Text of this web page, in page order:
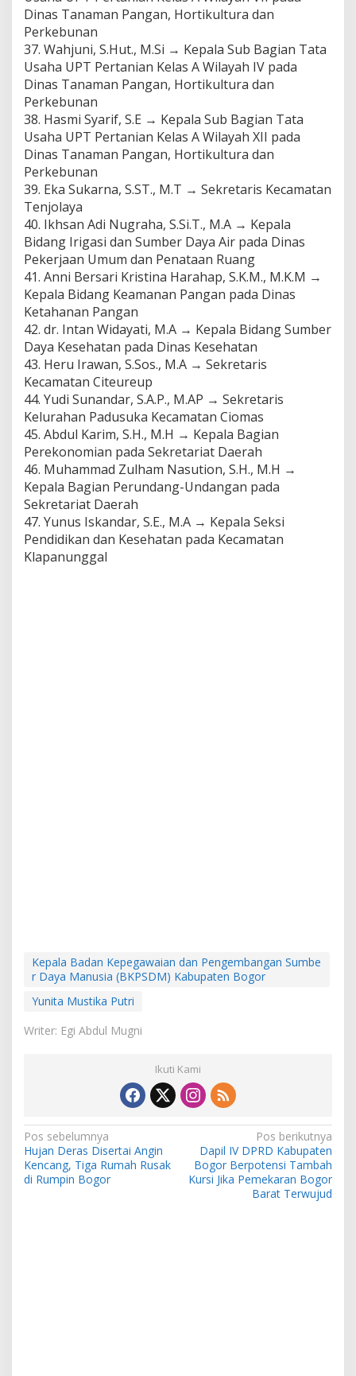
Dinas Tanaman Pangan, Hortikultura dan
Perkebunan
37. Wahjuni, S.Hut., M.Si → Kepala Sub Bagian Tata
Usaha UPT Pertanian Kelas A Wilayah IV pada
Dinas Tanaman Pangan, Hortikultura dan
Perkebunan
38. Hasmi Syarif, S.E → Kepala Sub Bagian Tata
Usaha UPT Pertanian Kelas A Wilayah XII pada
Dinas Tanaman Pangan, Hortikultura dan
Perkebunan
39. Eka Sukarna, S.ST., M.T → Sekretaris Kecamatan
Tenjolaya
40. Ikhsan Adi Nugraha, S.Si.T., M.A → Kepala
Bidang Irigasi dan Sumber Daya Air pada Dinas
Pekerjaan Umum dan Penataan Ruang
41. Anni Bersari Kristina Harahap, S.K.M., M.K.M →
Kepala Bidang Keamanan Pangan pada Dinas
Ketahanan Pangan
42. dr. Intan Widayati, M.A → Kepala Bidang Sumber
Daya Kesehatan pada Dinas Kesehatan
43. Heru Irawan, S.Sos., M.A → Sekretaris
Kecamatan Citeureup
44. Yudi Sunandar, S.A.P., M.AP → Sekretaris
Kelurahan Padusuka Kecamatan Ciomas
45. Abdul Karim, S.H., M.H → Kepala Bagian
Perekonomian pada Sekretariat Daerah
46. Muhammad Zulham Nasution, S.H., M.H →
Kepala Bagian Perundang-Undangan pada
Sekretariat Daerah
47. Yunus Iskandar, S.E., M.A → Kepala Seksi
Pendidikan dan Kesehatan pada Kecamatan
Klapanunggal
Kepala Badan Kepegawaian dan Pengembangan Sumbe
r Daya Manusia (BKPSDM) Kabupaten Bogor
Yunita Mustika Putri
Writer: Egi Abdul Mugni
Ikuti Kami
Navigasi
pos
Pos sebelumnya
Hujan Deras Disertai Angin
Kencang, Tiga Rumah Rusak
di Rumpin Bogor
Pos berikutnya
Dapil IV DPRD Kabupaten
Bogor Berpotensi Tambah
Kursi Jika Pemekaran Bogor
Barat Terwujud